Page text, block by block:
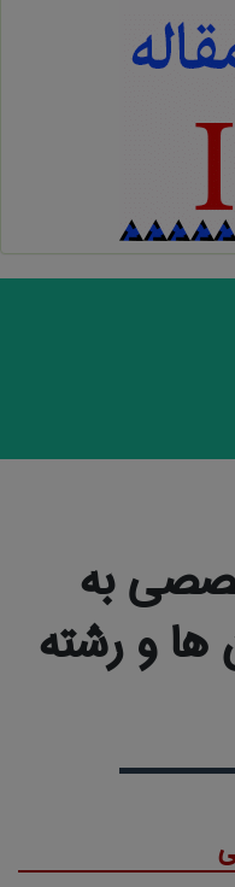
به
ها و رشته